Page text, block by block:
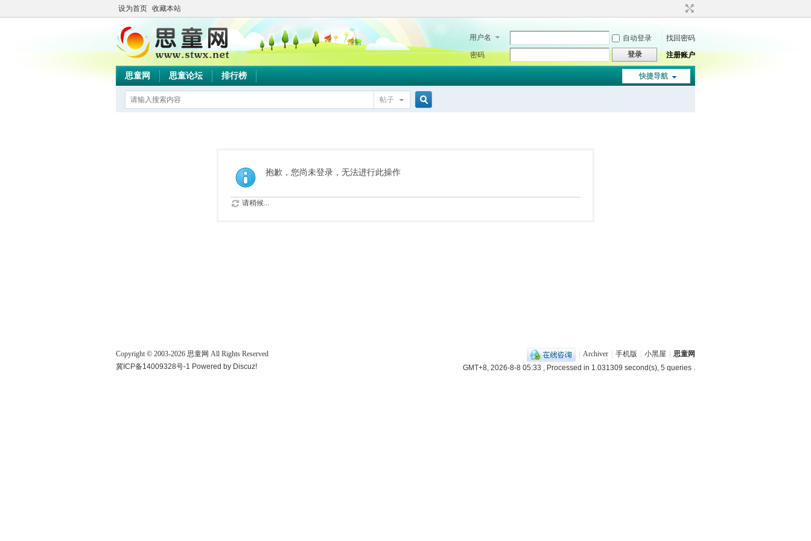
设为首页 收藏本站
用户名 自动登录
找回密码
密码
登录 注册账户
快捷导航
思童网 思童论坛 排行榜
帖子
抱歉，您尚未登录，无法进行此操作
请稍候...
Archiver 手机版 小黑屋
思童网
GMT+8, 2026-8-8 05:33 , Processed in 1.031309 second(s), 5 queries .
Copyright © 2003-2026 思童网 All Rights Reserved
冀ICP备14009328号-1 Powered by Discuz!